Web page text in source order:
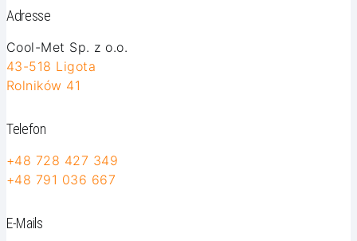
Adresse
Cool-Met Sp. z o.o.
43-518 Ligota
Rolników 41
Telefon
+48 728 427 349
+48 791 036 667
E-Mails